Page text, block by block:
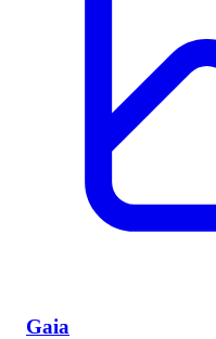
Gaia